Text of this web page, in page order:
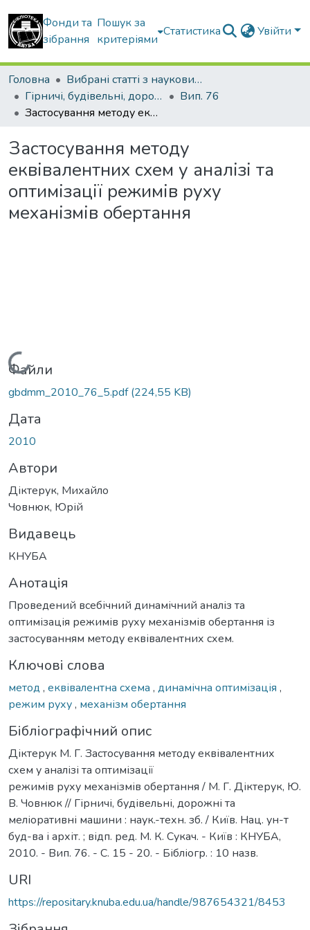
Фонди та
зібрання
Пошук за
критеріями
Статистика Увійти
Головна
Вибрані статті з наукових збірників КНУБА
Гірничі, будівельні, дорожні та меліоративні машини
Вип. 76
Застосування методу еквівалентних схем у аналізі та оптимізації режимів руху механізмів обертання
Застосування методу
еквівалентних схем у аналізі та
оптимізації режимів руху
механізмів обертання
Вантажиться...
Файли
gbdmm_2010_76_5.pdf(224,55 KB)
Дата
2010
Автори
Діктерук, Михайло
Човнюк, Юрій
Видавець
КНУБА
Анотація
Проведений всебічний динамічний аналіз та
оптимізація режимів руху механізмів обертання із
застосуванням методу еквівалентних схем.
Ключові слова
метод , еквівалентна схема , динамічна оптимізація ,
режим руху, механізм обертання
Бібліографічний опис
Діктерук М. Г. Застосування методу еквівалентних
схем у аналізі та оптимізації
режимів руху механізмів обертання / М. Г. Діктерук, Ю.
В. Човнюк // Гірничі, будівельні, дорожні та
меліоративні машини : наук.-техн. зб. / Київ. Нац. ун-т
буд-ва і архіт. ; відп. ред. М. К. Сукач. - Київ : КНУБА,
2010. - Вип. 76. - С. 15 - 20. - Бібліогр. : 10 назв.
URI
https://repositary.knuba.edu.ua/handle/987654321/8453